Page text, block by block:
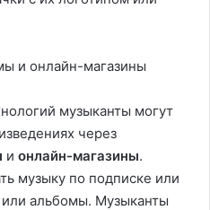
и онлайн-магазины
музыканты могут
через
и онлайн-магазины.
музыку по подписке или
или альбомы. Музыканты